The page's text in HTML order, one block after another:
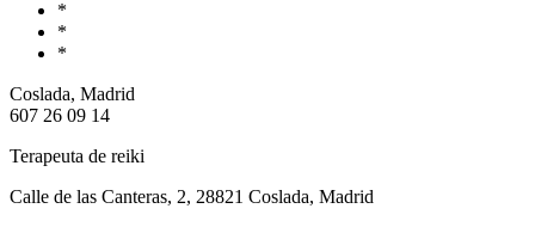
*
*
*
Coslada, Madrid
607 26 09 14
Terapeuta de reiki
Calle de las Canteras, 2, 28821 Coslada, Madrid